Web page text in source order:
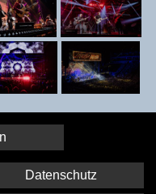
Datenschutz